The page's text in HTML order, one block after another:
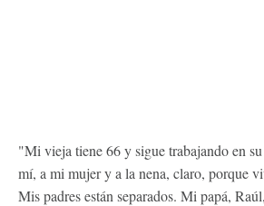
"Mi vieja tiene 66 y sigue trabajando en
mí, a mi mujer y a la nena, claro, porque
Mis padres están separados. Mi papá,